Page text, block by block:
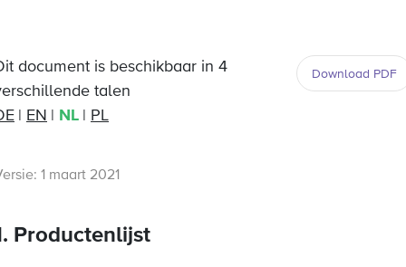
document is beschikbaar in 4
talen
EN NL PL
1 maart 2021
Download PDF
Productenlijst